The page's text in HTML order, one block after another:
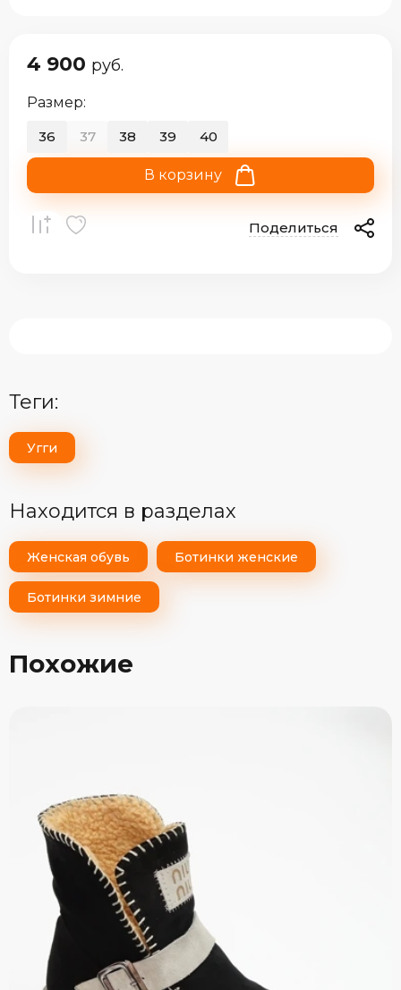
4 900 руб.
Размер:
36
37 38 39 40
В корзину
Поделиться
теги:
Угги
Находится в разделах
Женская обувь Ботинки женские
Ботинки зимние
Похожие